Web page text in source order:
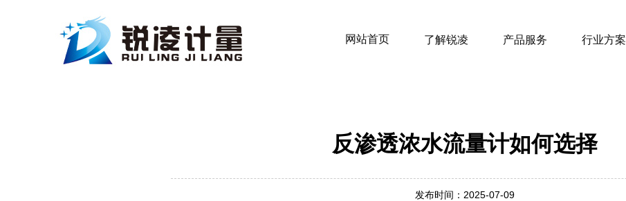
网站首页 了解锐凌 产品服务 行业方案
反渗透浓水流量计如何选择
发布时间：2025-07-09